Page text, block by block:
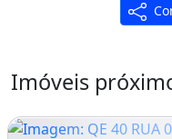
Imóveis